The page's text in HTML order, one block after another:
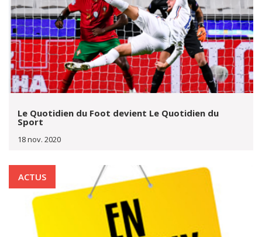
Le Quotidien du Foot devient Le Quotidien du
Sport
18 nov. 2020
ACTUS